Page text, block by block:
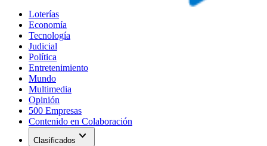
Loterías
Economía
Tecnología
Judicial
Política
Entretenimiento
Mundo
Multimedia
Opinión
500 Empresas
Contenido en Colaboración
Clasificados expand_more